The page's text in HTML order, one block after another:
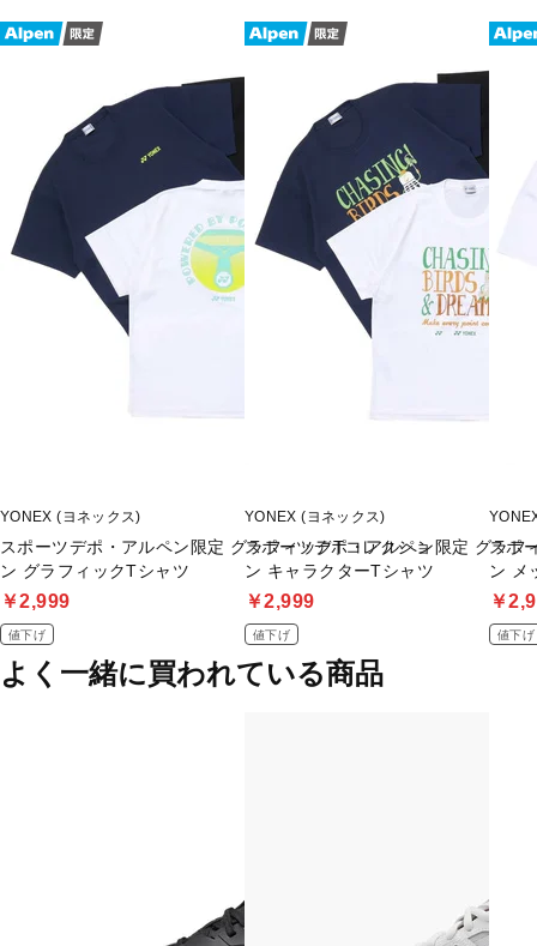
YONEX (ヨネックス)
スポーツデポ・アルペン限定 グラフィックTコレクショ
ン グラフィックTシャツ
￥2,999
値下げ
YONEX (ヨネックス)
スポーツデポ・アルペン限定 グラフ
ン キャラクターTシャツ
￥2,999
値下げ
スポ
ン メ
￥
値下げ
よく一緒に買われている商品